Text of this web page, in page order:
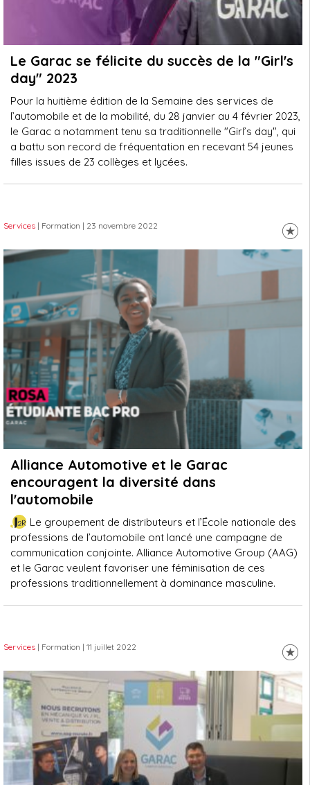
Le Garac se félicite du succès de la "Girl's
day" 2023
Pour la huitième édition de la Semaine des services de
l’automobile et de la mobilité, du 28 janvier au 4 février 2023,
le Garac a notamment tenu sa traditionnelle "Girl’s day", qui
a battu son record de fréquentation en recevant 54 jeunes
filles issues de 23 collèges et lycées.
Services | Formation | 23 novembre 2022
Alliance Automotive et le Garac
encouragent la diversité dans
l'automobile
Le groupement de distributeurs et l’École nationale des
professions de l’automobile ont lancé une campagne de
communication conjointe. Alliance Automotive Group (AAG)
et le Garac veulent favoriser une féminisation de ces
professions traditionnellement à dominance masculine.
Services | Formation | 11 juillet 2022